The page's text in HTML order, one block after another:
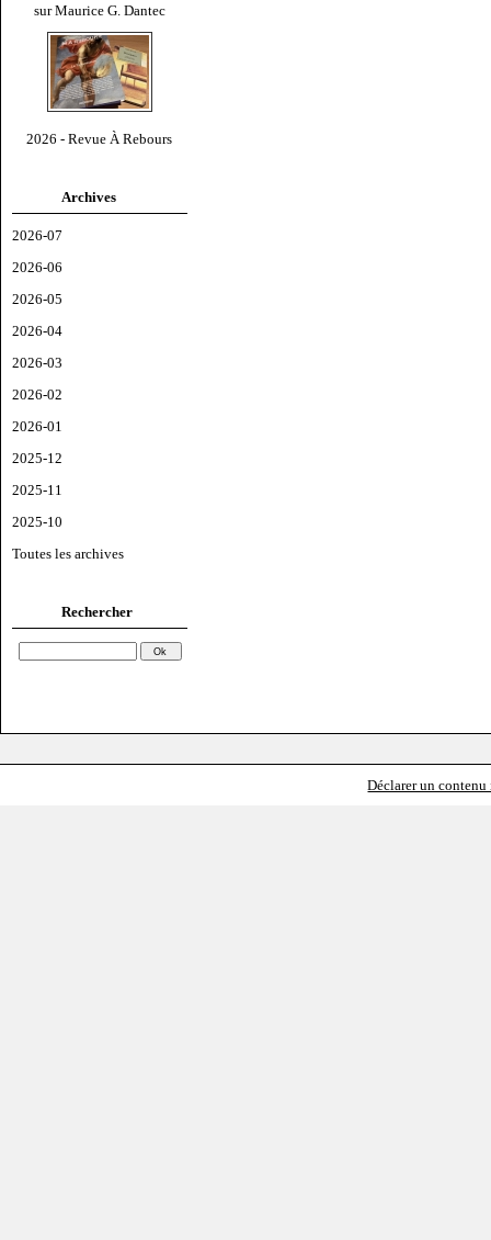
sur Maurice G. Dantec
2026 - Revue À Rebours
Archives
2026-07
2026-06
2026-05
2026-04
2026-03
2026-02
2026-01
2025-12
2025-11
2025-10
Toutes les archives
Rechercher
Déclarer un